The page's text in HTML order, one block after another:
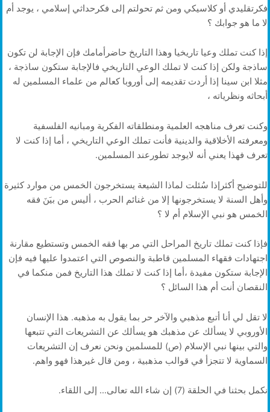
فكرتقليدي أو كلاسيكي ومن ثم تحولتم إلى فكرحداثي إسلامي ، يوجد أم
لا ما هو جوابك ؟
إذا كنت تملك وعيا تاريخيا وهذا التاريخ حاضرأمامك فإن الإجابة لن تكون
ساذجة ولكن إذا كنت لا تملك الوعي التاريخي فالإجابة ستكون ساذجة ،
مثلا ابن سينا إذا أردت تقديمه إلى أوروبا كعالم من علماء المسلمين له
أبحاثه ونظرياته ،
وكنت تعرف مناهجه العلمية ومنطلقاته الفكرية ومبانيه الفلسفية
ومعرفته الأخلاقية والدينية فأنت تملك الوعي التاريخي ، أما إذا كنت لا
تعرف فهذا يعني أنه لايوجد تطورعند المسلمين.
للتوضيح أكثرإذا سُئلت لماذا الشيعة يستخرجون الخمس من موارد كثيرة
وأهل السنة لا يستخرجونها إلا من غنائم الحرب ، أليس من بيَنَ فقه
الخمس هو نبي الإسلام أم لا ؟
فإذا كنت تملك تاريخ المراحل التي مر بها فقه الخمس وتستطيع مقارنة
اجتهادات فقهاء المسلمين قاطبة والنصوص التي اعتمدوا عليها فيه فإن
الإجابة ستكون مفيدة ،أما إذا كنت لا تملك هذا التاريخ فمن منكما في
النقصان أنت أم هذا السائل ؟
لا تقل لي أنا أتبع مذهبي والآخر حر بما يقول به مذهبه. هذا الإنسان
الأوروبي لا يسألك عن مذهبك هو يسألك عن التشريعات التي تتبعها
والتي بينها نبي الإسلام (ص) للمسلمين ونحن نعرف إن التشريعات
السماوية لا تتجزأ في قوالب مذهبية ، ومن قال غيرهذا فهو واهم.
نكمل بحثنا في الحلقة (7) إن شاء الله تعالى… إلى اللقاء.